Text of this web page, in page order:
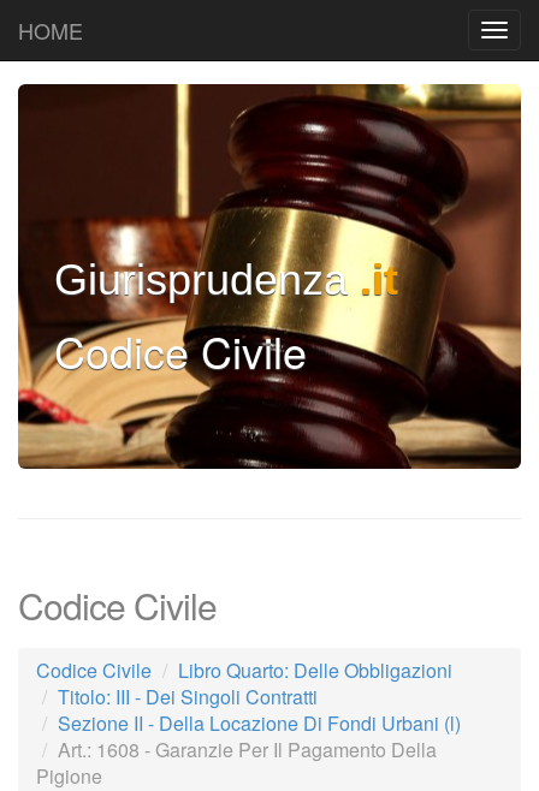
HOME
Giurisprudenza .it
Codice Civile
Codice Civile
Codice Civile
Libro Quarto: Delle Obbligazioni
Titolo: III - Dei Singoli Contratti
Sezione II - Della Locazione Di Fondi Urbani (l)
Art.: 1608 - Garanzie Per Il Pagamento Della
Pigione